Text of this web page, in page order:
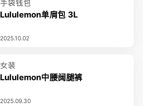
手袋钱包
Lululemon单肩包 3L
2025.10.02
女装
Lululemon中腰阔腿裤
2025.09.30